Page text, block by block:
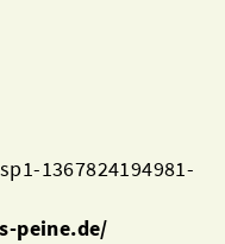
1367824194981-
peine.de/